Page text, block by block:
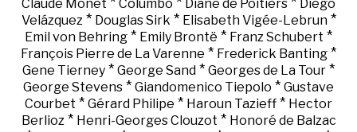
Claude Monet Columbo Diane de Poitiers
Diego
Velázquez* Douglas Sirk * Elisabeth Vigée-Lebrun*
Emil von Behring * Emily Brontë * Franz Schubert *
François Pierre de La Varenne * Frederick Banting *
Gene Tierney * George Sand * Georges de La Tour *
George Stevens * Giandomenico Tiepolo * Gustave
Courbet * Gérard Philipe * Haroun Tazieff * Hector
Berlioz* Henri-Georges Clouzot * Honoré de Balzac